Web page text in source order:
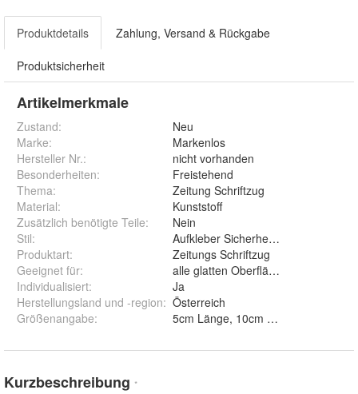
Produktdetails Zahlung, Versand & Rückgabe
Produktsicherheit
Artikelmerkmale
Zustand:
Neu
Marke:
Markenlos
Hersteller Nr.:
nicht vorhanden
Besonderheiten:
Freistehend
Thema:
Zeitung Schriftzug
Material:
Kunststoff
Zusätzlich benötigte Teile:
Nein
Stil:
Aufkleber Sicherheit Hinweis
Produktart:
Zeitungs Schriftzug
Geeignet für:
alle glatten Oberflächen
Individualisiert:
Ja
Herstellungsland und -region: Österreich
Größenangabe:
Kurzbeschreibung *